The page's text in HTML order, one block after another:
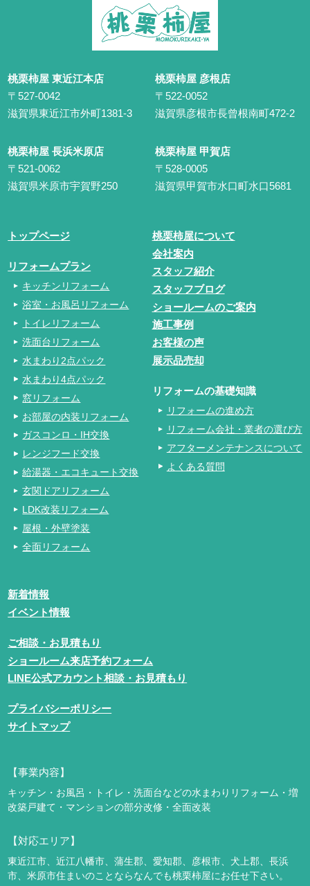
桃栗柿屋 東近江本店
〒527-0042
滋賀県東近江市外町1381-3
桃栗柿屋 彦根店
〒522-0052
滋賀県彦根市長曾根南町472-2
桃栗柿屋 長浜米原店
〒521-0062
滋賀県米原市宇賀野250
桃栗柿屋 甲賀店
〒528-0005
滋賀県甲賀市水口町水口5681
トップページ
リフォームプラン
キッチンリフォーム
浴室・お風呂リフォーム
トイレリフォーム
洗面台リフォーム
水まわり2点パック
水まわり4点パック
窓リフォーム
お部屋の内装リフォーム
ガスコンロ・IH交換
レンジフード交換
給湯器・エコキュート交換
玄関ドアリフォーム
LDK改装リフォーム
屋根・外壁塗装
全面リフォーム
桃栗柿屋について
会社案内
スタッフ紹介
スタッフブログ
ショールームのご案内
施工事例
お客様の声
展示品売却
リフォームの基礎知識
リフォームの進め方
リフォーム会社・業者の選び方
アフターメンテナンスについて
よくある質問
新着情報
イベント情報
ご相談・お見積もり
ショールーム来店予約フォーム
LINE公式アカウント相談・お見積もり
プライバシーポリシー
サイトマップ
【事業内容】
キッチン・お風呂・トイレ・洗面台などの水まわりリフォーム・増
改築戸建て・マンションの部分改修・全面改装
【対応エリア】
東近江市、近江八幡市、蒲生郡、愛知郡、彦根市、犬上郡、長浜
市、米原市住まいのことならなんでも桃栗柿屋にお任せ下さい。